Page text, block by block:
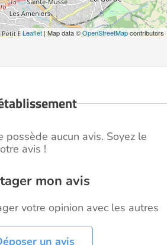
Leaflet| Map data ©OpenStreetMapcontributors
possède aucun avis. Soyez le
avis !
mon avis
votre opinion avec les autres
un avis